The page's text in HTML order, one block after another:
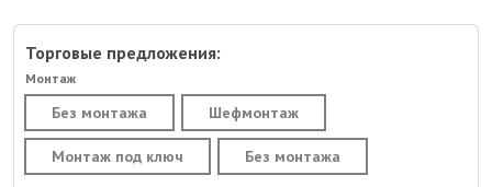
Торговые предложения:
Монтаж
Без монтажа Шефмонтаж
Монтаж под ключ Без монтажа